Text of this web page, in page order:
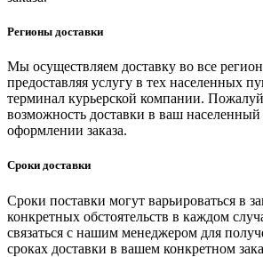
Регионы доставки
Мы осуществляем доставку во все
предоставляя услугу в тех населенных
терминал курьерской компании.
возможность доставки в ваш
оформлении заказа.
Сроки доставки
Сроки поставки могут варьироваться в
конкретных обстоятельств в каждом
связаться с нашим менеджером для
сроках доставки в вашем конкретном